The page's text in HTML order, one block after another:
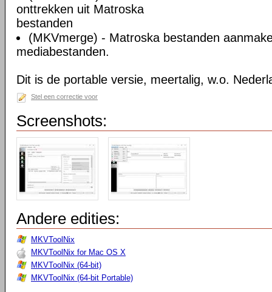
onttrekken uit Matroska
bestanden
(MKVmerge) - Matroska bestanden
mediabestanden.
Dit is de portable versie, meertalig, w.o.
Stel een correctie voor
Screenshots:
Andere edities:
MKVToolNix
MKVToolNix for Mac OS X
MKVToolNix (64-bit)
MKVToolNix (64-bit Portable)